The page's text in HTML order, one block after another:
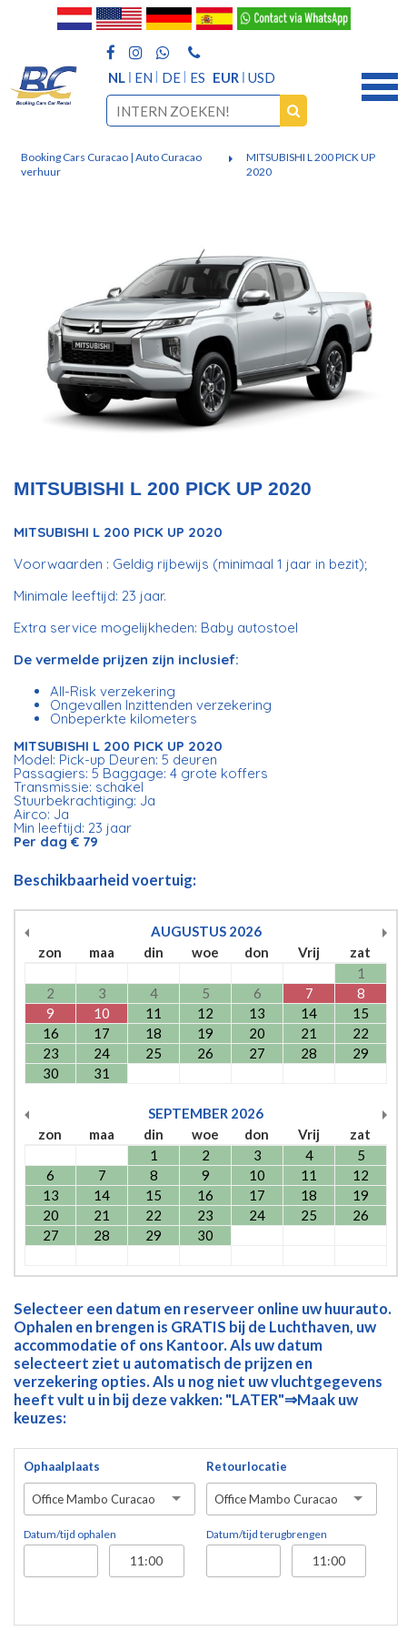
NL EN DE ES EUR USD
Booking Cars Curacao | Auto Curacao
verhuur
MITSUBISHI L 200 PICK UP
2020
MITSUBISHI L 200 PICK UP 2020
MITSUBISHI L 200 PICK UP 2020
Voorwaarden : Geldig rijbewijs (minimaal 1 jaar in bezit);
Minimale leeftijd: 23 jaar.
Extra service mogelijkheden: Baby autostoel
De vermelde prijzen zijn inclusief:
All-Risk verzekering
Ongevallen Inzittenden verzekering
Onbeperkte kilometers
MITSUBISHI L 200 PICK UP 2020
Model: Pick-up Deuren: 5 deuren
Passagiers: 5 Baggage: 4 grote koffers
Transmissie: schakel
Stuurbekrachtiging: Ja
Airco: Ja
Min leeftijd: 23 jaar
Per dag € 79
Beschikbaarheid voertuig:
AUGUSTUS 2026
zon
maa din woe don Vrij
zat
1
2
3 4 5 6 7
8
9
10 11 12 13 14
15
16
17 18 19 20 21
22
23
24 25 26 27 28
29
30
31
SEPTEMBER 2026
zon
maa din woe don Vrij
zat
1
2 3 4
5
6
7 8 9 10 11
12
13
14 15 16 17 18
19
20
21 22 23 24 25
26
27
28 29 30
Selecteer een datum en reserveer online uw huurauto.
Ophalen en brengen is GRATIS bij de Luchthaven, uw
accommodatie of ons Kantoor. Als uw datum
selecteert ziet u automatisch de prijzen en
verzekering opties. Als u nog niet uw vluchtgegevens
heeft vult u in bij deze vakken: "LATER"⇒Maak uw
keuzes:
Ophaalplaats
Office Mambo Curacao
Datum/tijd ophalen
Retourlocatie
Office Mambo Curacao
Datum/tijd terugbrengen